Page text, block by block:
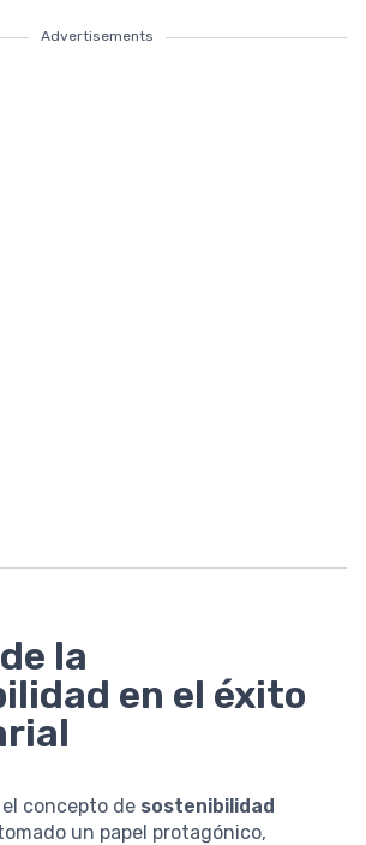
Advertisements
la
en el éxito
concepto de sostenibilidad
un papel protagónico,